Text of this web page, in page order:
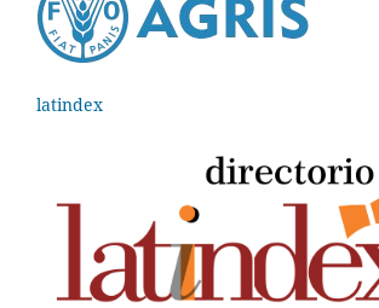
latindex